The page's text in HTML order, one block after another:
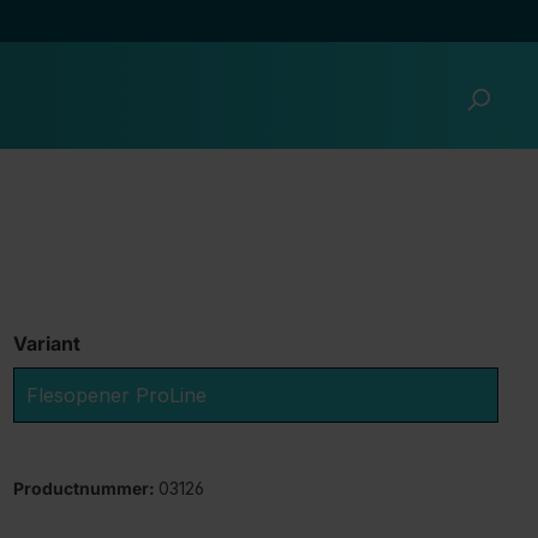
Variant
Flesopener ProLine
Productnummer: 03126